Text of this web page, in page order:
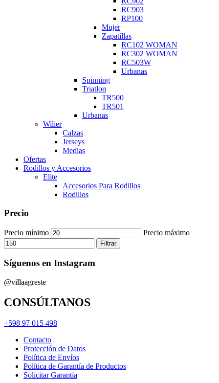
RC903
RP100
Mujer
Zapatillas
RC102 WOMAN
RC302 WOMAN
RC503W
Urbanas
Spinning
Triatlon
TR500
TR501
Urbanas
Wilier
Calzas
Jerseys
Medias
Ofertas
Rodillos y Accesorios
Elite
Accesorios Para Rodillos
Rodillos
Precio
Precio mínimo Precio máximo
Filtrar
Síguenos en Instagram
@villaagreste
CONSÚLTANOS
+598 97 015 498
Contacto
Protección de Datos
Política de Envíos
Política de Garantía de Productos
Solicitar Garantía